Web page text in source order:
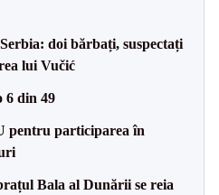
doi bărbați, suspectați
lui Vučić
6 din 49
pentru participarea în
Bala al Dunării se reia